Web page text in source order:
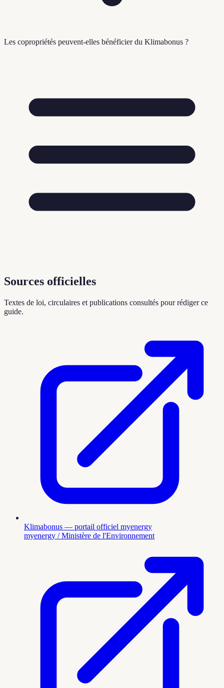
Les copropriétés peuvent-elles bénéficier du Klimabonus ?
Sources officielles
Textes de loi, circulaires et publications consultés pour rédiger ce
guide.
Klimabonus — portail officiel myenergy
myenergy / Ministère de l'Environnement